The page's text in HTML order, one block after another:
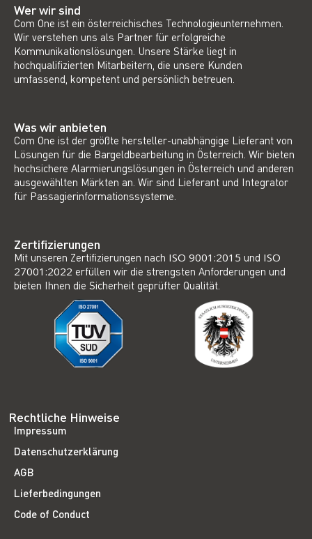
Wer wir sind
Com One ist ein österreichisches Technologieunternehmen.
Wir verstehen uns als Partner für erfolgreiche
Kommunikationslösungen. Unsere Stärke liegt in
hochqualifizierten Mitarbeitern, die unsere Kunden
umfassend, kompetent und persönlich betreuen.
Was wir anbieten
Com One ist der größte hersteller-unabhängige Lieferant von
Lösungen für die Bargeldbearbeitung in Österreich. Wir bieten
hochsichere Alarmierungslösungen in Österreich und anderen
ausgewählten Märkten an. Wir sind Lieferant und Integrator
für Passagierinformationssysteme.
Zertifizierungen
Mit unseren Zertifizierungen nach ISO 9001:2015 und ISO
27001:2022 erfüllen wir die strengsten Anforderungen und
bieten Ihnen die Sicherheit geprüfter Qualität.
Rechtliche Hinweise
Impressum
Datenschutzerklärung
AGB
Lieferbedingungen
Code of Conduct